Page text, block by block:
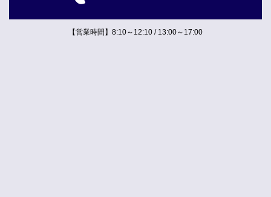
【営業時間】8:10～12:10 / 13:00～17:00